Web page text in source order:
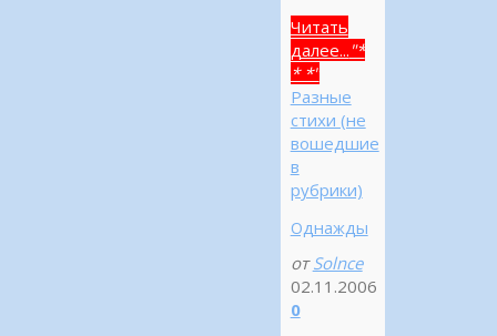
Читать
далее... "*
* *"
Разные
стихи (не
вошедшие
в
рубрики)
Однажды
от Solnce
02.11.2006
0